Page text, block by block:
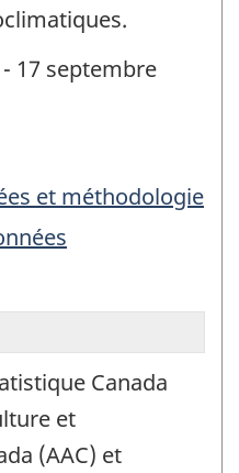
- 17 septembre
et méthodologie
Canada
et
(AAC) et